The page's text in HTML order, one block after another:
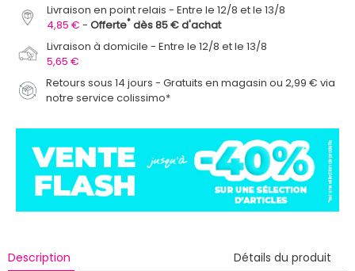
Livraison en point relais
Entre le 12/8 et le 13/8
4,85 €
Offerte* dès 85 € d'achat
Livraison à domicile
Entre le 12/8 et le 13/8
5,65 €
Retours sous 14 jours - Gratuits en magasin ou 2,99 € via
notre service colissimo*
Description Détails du produit